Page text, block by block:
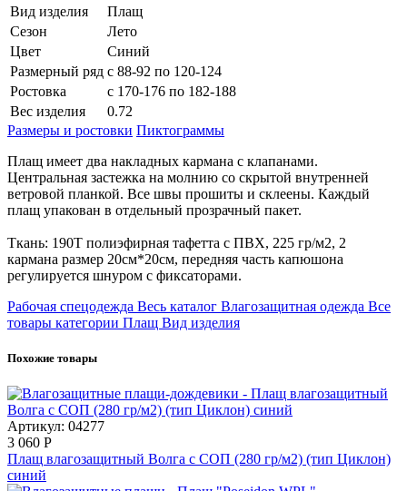
Вид изделия
Плащ
Сезон
Лето
Цвет
Синий
Размерный ряд с 88-92 по 120-124
Ростовка
с 170-176 по 182-188
Вес изделия
0.72
Размеры и ростовки Пиктограммы
Плащ имеет два накладных кармана с клапанами.
Центральная застежка на молнию со скрытой внутренней
ветровой планкой. Все швы прошиты и склеены. Каждый
плащ упакован в отдельный прозрачный пакет.
Ткань: 190Т полиэфирная тафетта с ПВХ, 225 гр/м2, 2
кармана размер 20см*20см, передняя часть капюшона
регулируется шнуром с фиксаторами.
Рабочая спецодежда Весь каталог Влагозащитная одежда Все
товары категории Плащ Вид изделия
Похожие товары
Артикул: 04277
3 060 Р
Плащ влагозащитный Волга с СОП (280 гр/м2) (тип Циклон)
синий